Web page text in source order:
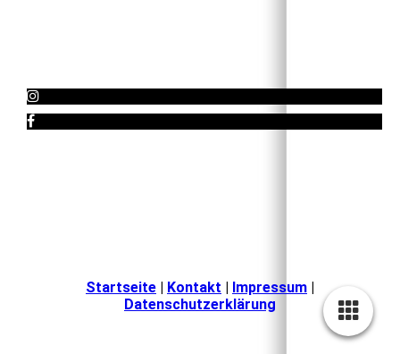
Startseite | Kontakt | Impressum |
Datenschutzerklärung